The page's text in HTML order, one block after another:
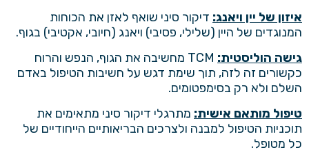
איזון של יין ויאנג: דיקור סיני שואף לאזן את הכוחות
המנוגדים של היין (שלילי, פסיבי) ויאנג (חיובי, אקטיבי) בגוף.
גישה הוליסטית:
TCM מחשיבה את הגוף, הנפש והרוח
כקשורים זה לזה, תוך שימת דגש על חשיבות הטיפול באדם
השלם ולא רק בסימפטומים.
טיפול מותאם אישית: מתרגלי דיקור סיני מתאימים את
תוכניות הטיפול למבנה ולצרכים הבריאותיים הייחודיים של
כל מטופל.